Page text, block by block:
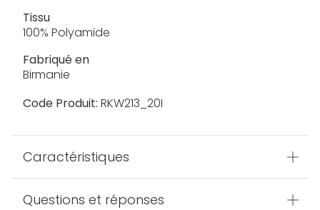
Tissu
100% Polyamide
Fabriqué en
Birmanie
Code Produit: RKW213_20I
Caractéristiques
Questions et réponses